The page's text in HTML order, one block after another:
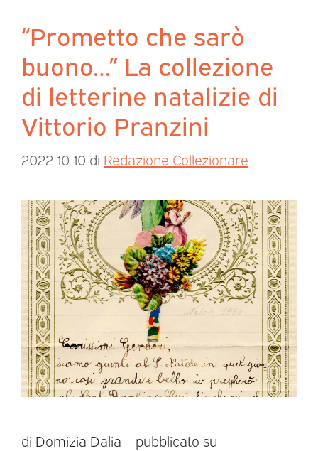
“Prometto che sarò
buono…” La collezione
di letterine natalizie di
Vittorio Pranzini
2022-10-10 di Redazione Collezionare
di Domizia Dalia – pubblicato su